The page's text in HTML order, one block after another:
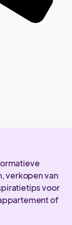
verkopen van
voor
of